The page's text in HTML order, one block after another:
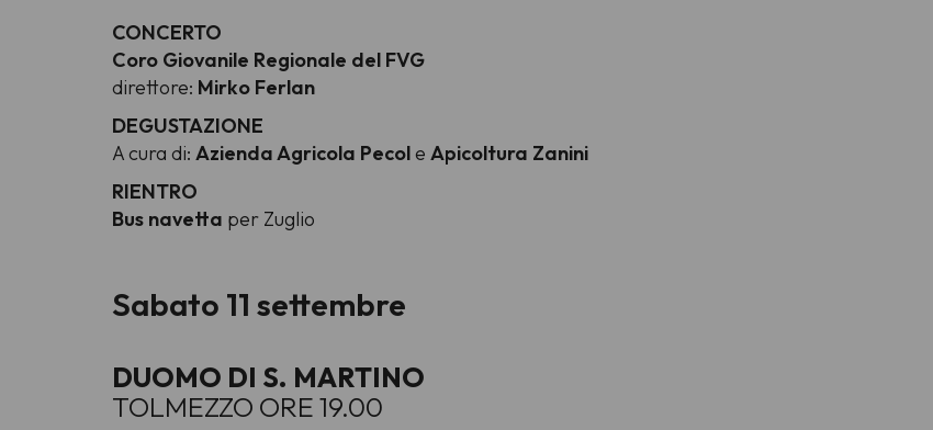
CONCERTO
Coro Giovanile Regionale del FVG
direttore: Mirko Ferlan
DEGUSTAZIONE
A cura di: Azienda Agricola Pecole Apicoltura Zanini
RIENTRO
Bus navetta per Zuglio
Sabato 11 settembre
DUOMO DI S. MARTINO
TOLMEZZO ORE 19.00